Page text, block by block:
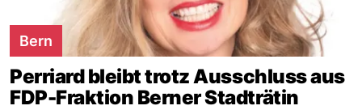
Bern
Perriard bleibt trotz Ausschluss aus
FDP-Fraktion Berner Stadträtin